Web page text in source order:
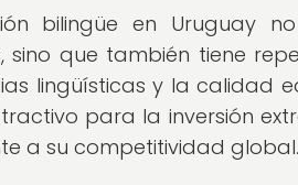
bilingüe en Uruguay
sino que también tiene
lingüísticas y la calidad
para la inversión
a su competitividad global.